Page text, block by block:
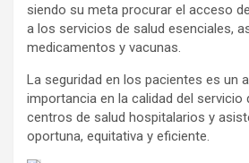
siendo su meta procurar el acceso
a los servicios de salud esenciales,
medicamentos y vacunas.
La seguridad en los pacientes es un
importancia en la calidad del servicio
centros de salud hospitalarios y
oportuna, equitativa y eficiente.